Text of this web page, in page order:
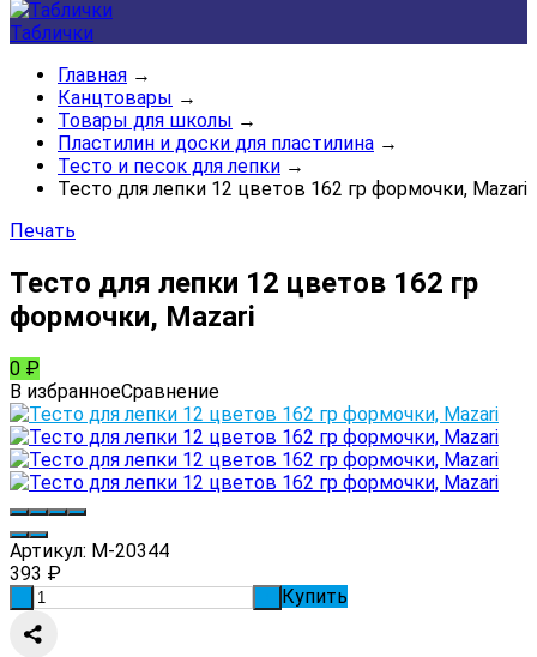
Таблички
Главная →
Канцтовары →
Товары для школы →
Пластилин и доски для пластилина →
Тесто и песок для лепки →
Тесто для лепки 12 цветов 162 гр формочки, Mazari
Печать
Тесто для лепки 12 цветов 162 гр
формочки, Mazari
0 ₽
В избранноеСравнение
Артикул: M-20344
393 ₽
Купить